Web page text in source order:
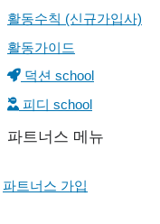
활동수칙 (신규가입사)
활동가이드
덕션 school
피디 school
파트너스 메뉴
파트너스 가입